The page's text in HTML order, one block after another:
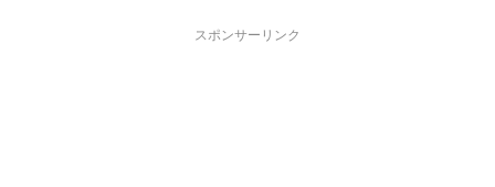
スポンサーリンク